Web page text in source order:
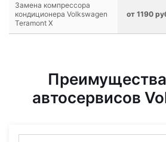
Замена компрессора
кондиционера Volkswagen
Teramont X
от 1190
автосервисов